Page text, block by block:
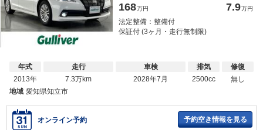
168万円 7.9万円
法定整備：整備付
保証付 (3ヶ月・走行無制限)
年式
2013年
走行
7.3万km
車検
2028年7月
排気
2500cc
修復
無し
地域 愛知県知立市
オンライン予約 予約空き情報を見る